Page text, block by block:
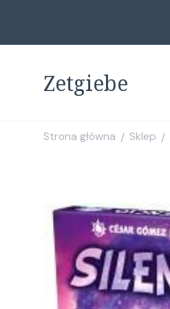
Zetgiebe
Strona główna / Sklep /